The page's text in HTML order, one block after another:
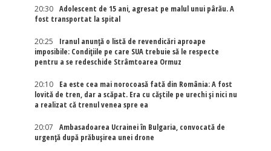
20:30
Adolescent de 15 ani, agresat pe malul unui pârău. A
fost transportat la spital
20:25
Iranul anunță o listă de revendicări aproape
imposibile: Condițiile pe care SUA trebuie să le respecte
pentru a se redeschide Strâmtoarea Ormuz
20:10
Ea este cea mai norocoasă fată din România: A fost
lovită de tren, dar a scăpat. Era cu căștile pe urechi și nici nu
a realizat că trenul venea spre ea
20:07
Ambasadoarea Ucrainei în Bulgaria, convocată de
urgență după prăbușirea unei drone